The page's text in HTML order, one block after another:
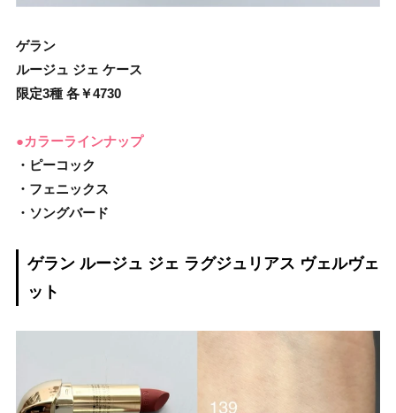
ゲラン
ルージュ ジェ ケース
限定3種 各￥4730
●カラーラインナップ
・ピーコック
・フェニックス
・ソングバード
ゲラン ルージュ ジェ ラグジュリアス ヴェルヴェ
ット